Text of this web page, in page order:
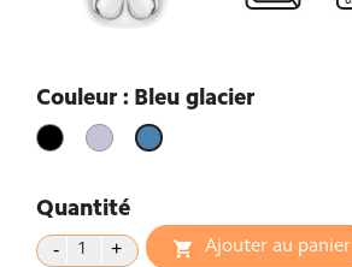
Couleur : Bleu glacier
Noir
Violet
Bleu
Quantité
 Ajouter au panier